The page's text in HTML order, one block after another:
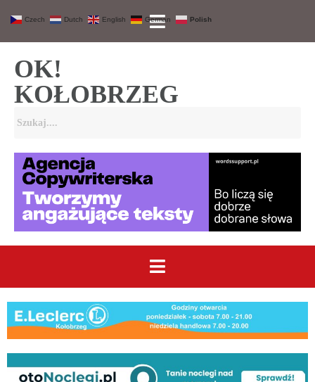
OK!
KOŁOBRZEG
Czech Dutch English German Polish